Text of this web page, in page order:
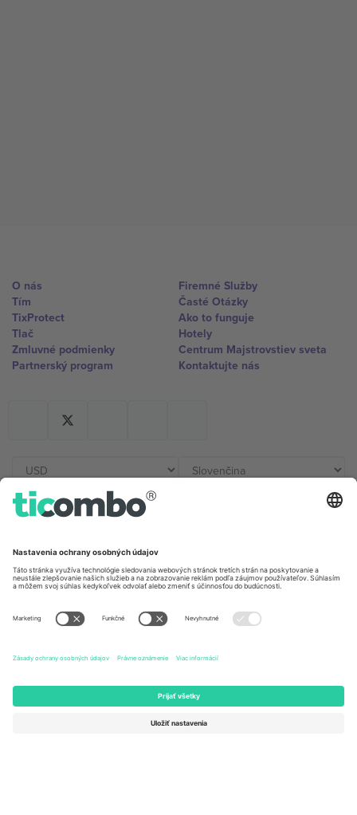
O nás
Tím
TixProtect
Tlač
Zmluvné podmienky
Partnerský program
Firemné Služby
Časté Otázky
Ako to funguje
Hotely
Centrum Majstrovstiev sveta
Kontaktujte nás
Unter den Linden 24, 10117
167 City Road, London, Greater
Kingdom
United States
Newark, Delaware 19713, United
States
Switzerland
Engelberg, Switzerland